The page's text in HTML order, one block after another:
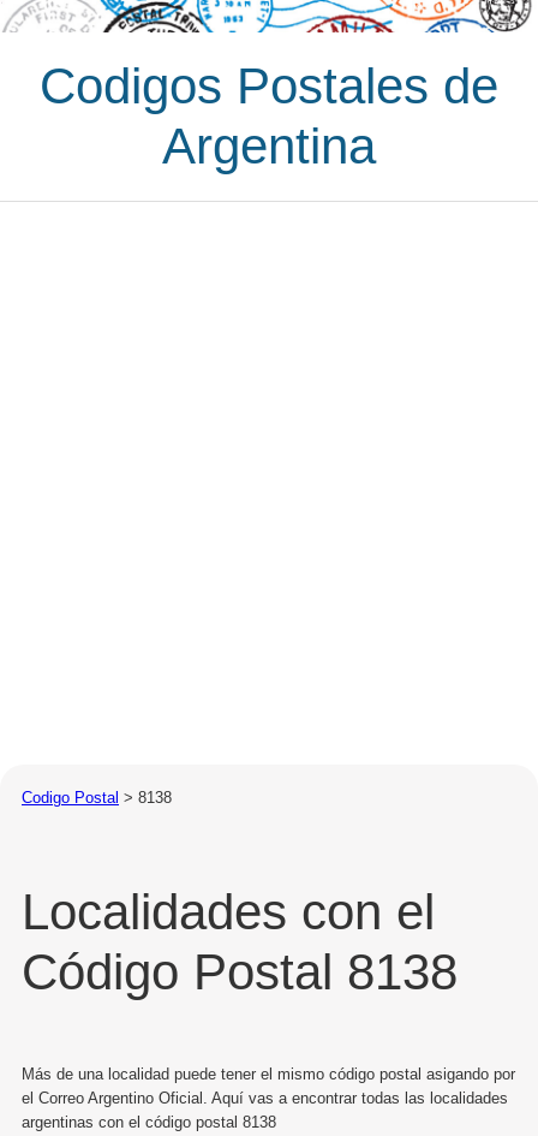
Codigos Postales de
Argentina
Codigo Postal > 8138
Localidades con el
Código Postal 8138
Más de una localidad puede tener el mismo código postal asigando por
el Correo Argentino Oficial. Aquí vas a encontrar todas las localidades
argentinas con el código postal 8138